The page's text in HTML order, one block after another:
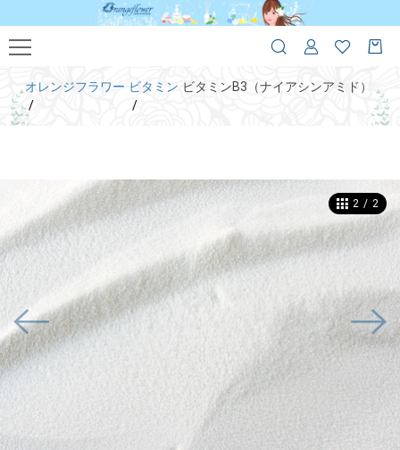
オレンジフラワー ビタミン ビタミンB3（ナイアシンアミド）
2 / 2